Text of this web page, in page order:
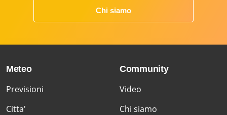
Chi siamo
Meteo
Previsioni
Citta'
Community
Video
Chi siamo